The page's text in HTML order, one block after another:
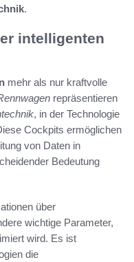
.
intelligenten
mehr als nur kraftvolle
repräsentieren
, in der Technologie
Cockpits ermöglichen
von Daten in
Bedeutung
über
wichtige Parameter,
wird. Es ist
die